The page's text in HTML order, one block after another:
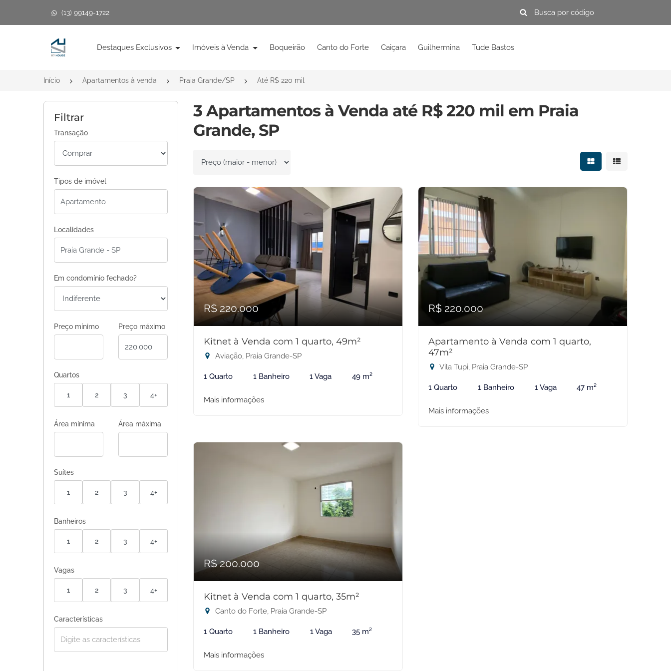
(13) 99149-1722
Página inicial
Destaques Exclusivos Imóveis à Venda Boqueirão Canto do Forte Caiçara Guilhermina Tude Bastos
Início Apartamentos à venda Praia Grande/SP Até R$ 220 mil
Filtrar
Transação
Tipos de imóvel
Localidades
Em condomínio fechado?
Preço mínimo Preço máximo
Quartos
1 2 3 4+
Área mínima Área máxima
Suítes
1 2 3 4+
Banheiros
1 2 3 4+
Vagas
1 2 3 4+
Características
3 Apartamentos à Venda até R$ 220 mil em Praia
Grande, SP
Ordenar por Mostrar resultados
Mostrar
R$ 220.000
Kitnet à Venda com 1 quarto, 49m²
Aviação, Praia Grande-SP
1 Quarto 1 Banheiro 1 Vaga 49 m²
Mais informações
R$ 220.000
Apartamento à Venda com 1 quarto,
47m²
Vila Tupi, Praia Grande-SP
1 Quarto 1 Banheiro 1 Vaga 47 m²
Mais informações
R$ 200.000
Kitnet à Venda com 1 quarto, 35m²
Canto do Forte, Praia Grande-SP
1 Quarto 1 Banheiro 1 Vaga 35 m²
Mais informações